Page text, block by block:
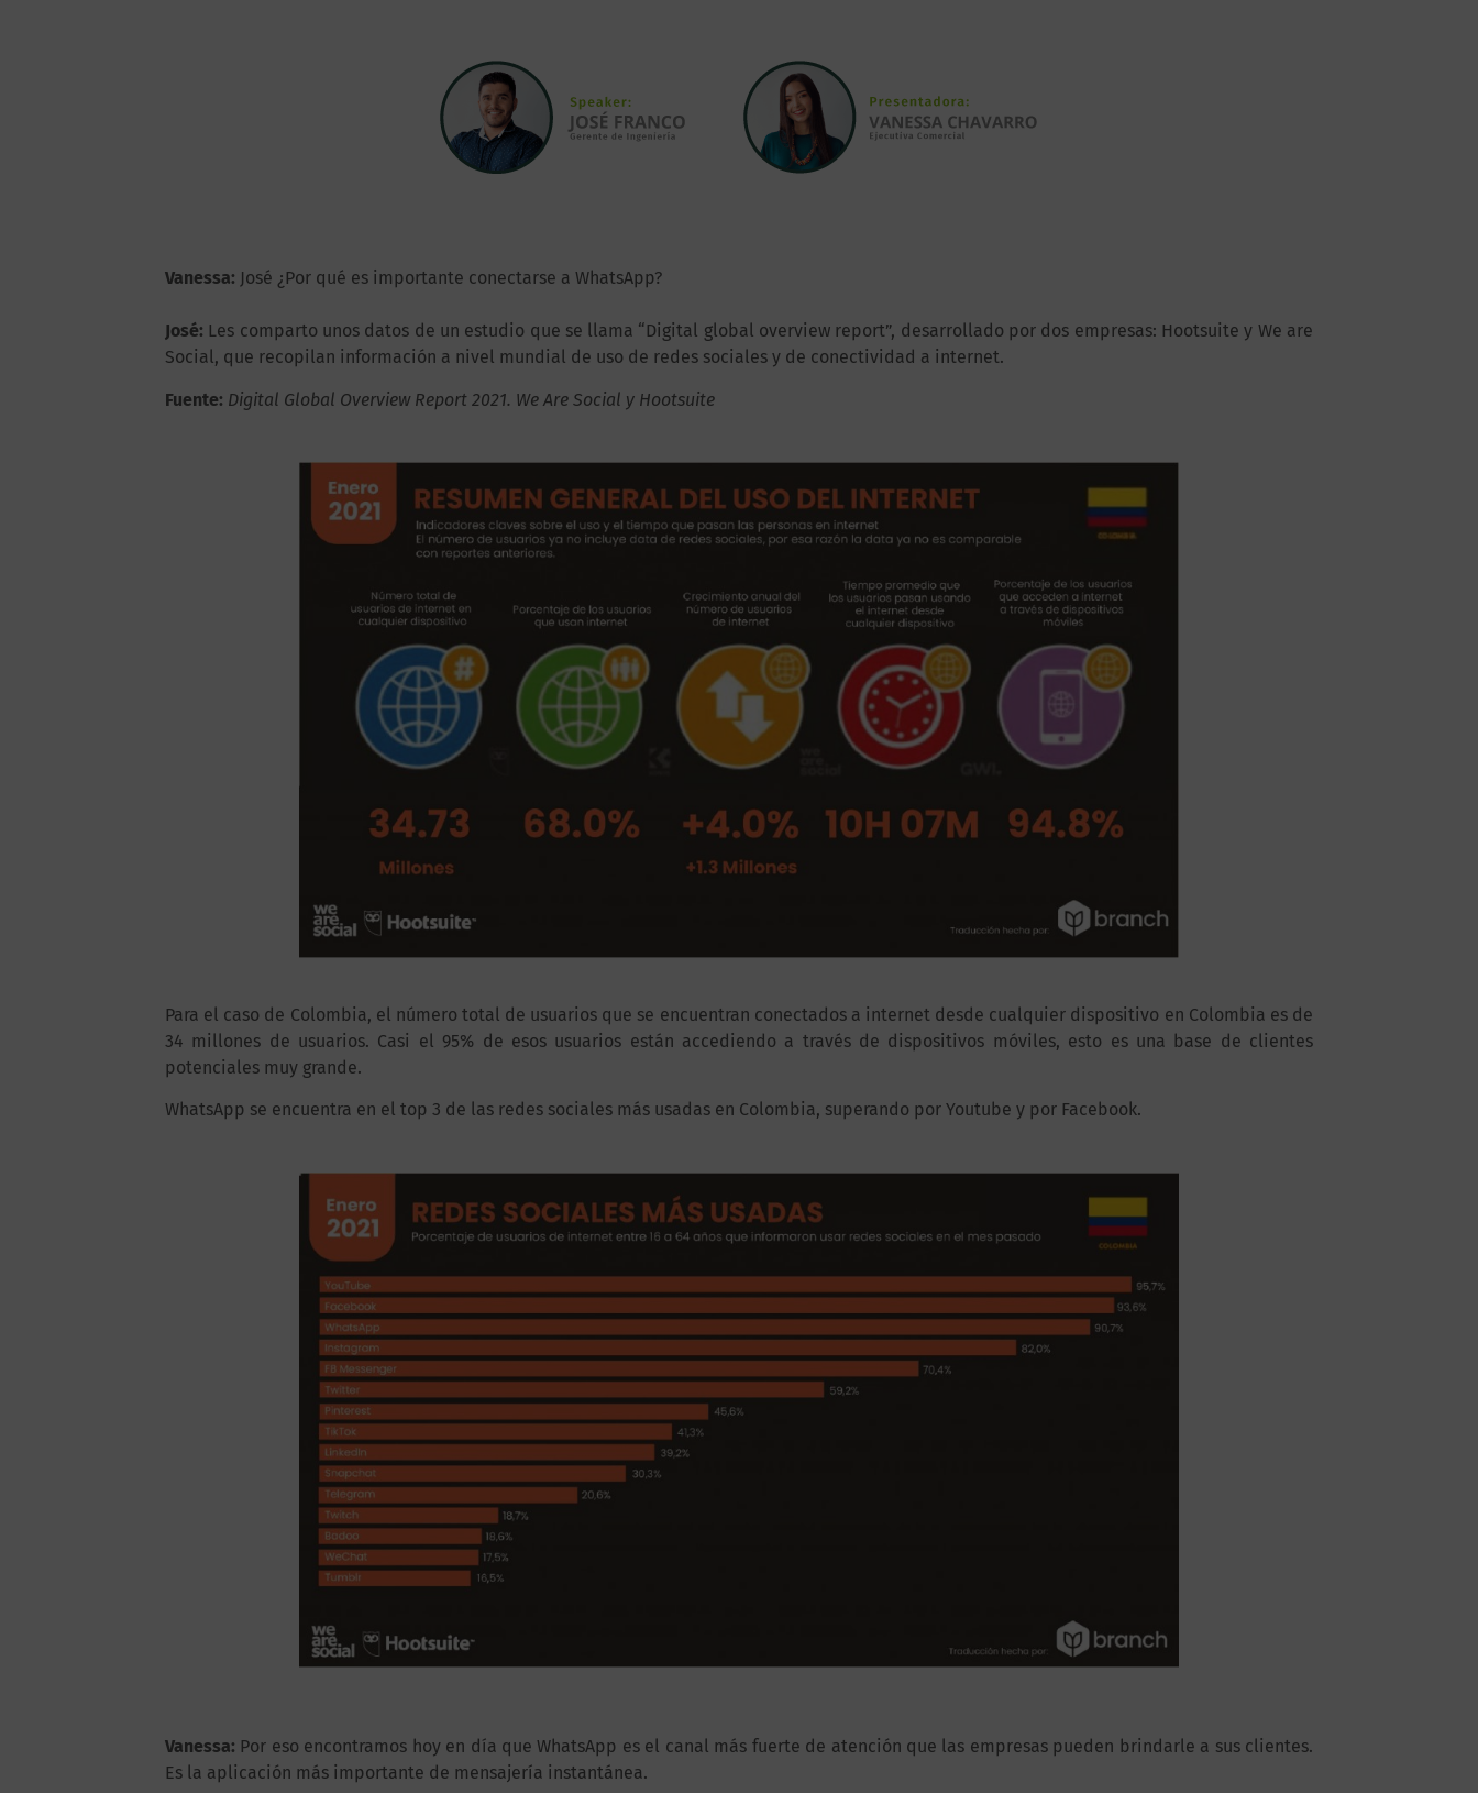
Vanessa: José ¿Por qué es importante conectarse a WhatsApp?
José: Les comparto unos datos de un estudio que se llama “Digital global overview report”, desarrollado por dos empresas: Hootsuite y We are
Social, que recopilan información a nivel mundial de uso de redes sociales y de conectividad a internet.
Fuente: Digital Global Overview Report 2021. We Are Social y Hootsuite
Para el caso de Colombia, el número total de usuarios que se encuentran conectados a internet desde cualquier dispositivo en Colombia es de
34 millones de usuarios. Casi el 95% de esos usuarios están accediendo a través de dispositivos móviles, esto es una base de clientes
potenciales muy grande.
WhatsApp se encuentra en el top 3 de las redes sociales más usadas en Colombia, superando por Youtube y por Facebook.
Vanessa: Por eso encontramos hoy en día que WhatsApp es el canal más fuerte de atención que las empresas pueden brindarle a sus clientes.
Es la aplicación más importante de mensajería instantánea.